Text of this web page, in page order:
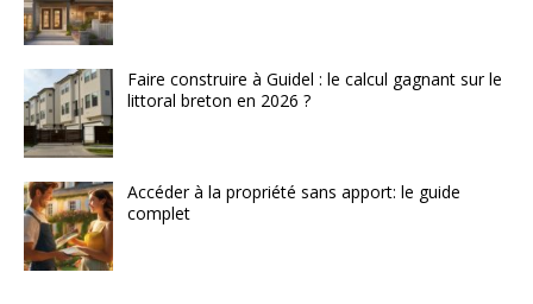
Faire construire à Guidel : le calcul gagnant sur le
littoral breton en 2026 ?
Accéder à la propriété sans apport: le guide
complet